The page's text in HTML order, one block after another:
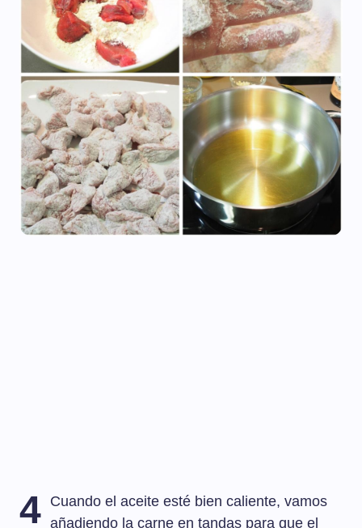
4 Cuando el aceite esté bien caliente, vamos
añadiendo la carne en tandas para que el